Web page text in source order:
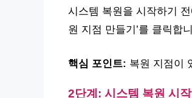
시스템 복원을 시작하기
원 지점 만들기’를 클릭합
핵심 포인트: 복원 지점이
2단계: 시스템 복원 시작